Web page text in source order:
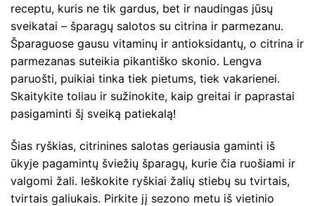
receptu, kuris ne tik gardus, bet ir naudingas jūsų
sveikatai – šparagų salotos su citrina ir parmezanu.
Šparaguose gausu vitaminų ir antioksidantų, o citrina ir
parmezanas suteikia pikantiško skonio. Lengva
paruošti, puikiai tinka tiek pietums, tiek vakarienei.
Skaitykite toliau ir sužinokite, kaip greitai ir paprastai
pasigaminti šį sveiką patiekalą!
Šias ryškias, citrinines salotas geriausia gaminti iš
ūkyje pagamintų šviežių šparagų, kurie čia ruošiami ir
valgomi žali. Ieškokite ryškiai žalių stiebų su tvirtais,
tvirtais galiukais. Pirkite jį sezono metu iš vietinio